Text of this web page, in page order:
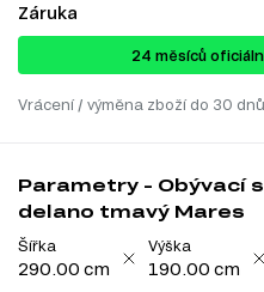
Záruka
24 ​​​​měsíců
Vrácení / výměna zboží do 30 dnů
Parametry - Obývací
delano tmavý Mares
Šířka
290.00 cm
Výška
190.00 cm